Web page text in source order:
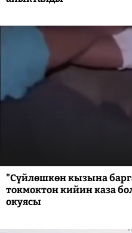
"Сүйлөшкөн кызына
токмоктон кийин каза
окуясы